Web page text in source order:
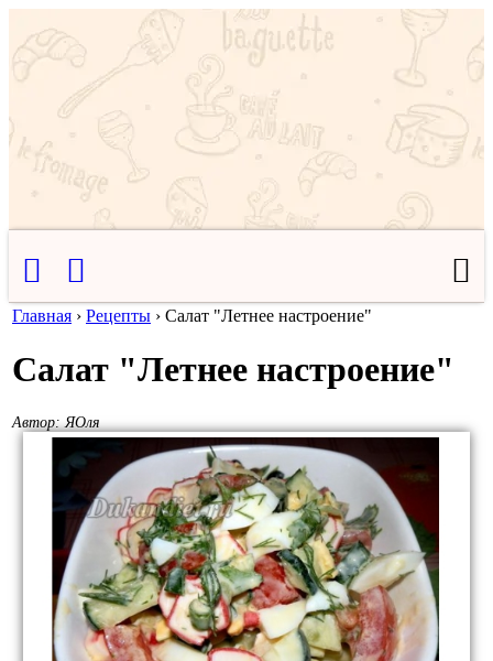
Главная › Рецепты › Салат "Летнее настроение"
Салат "Летнее настроение"
Автор: ЯОля